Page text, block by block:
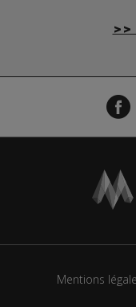
>>
Mentions